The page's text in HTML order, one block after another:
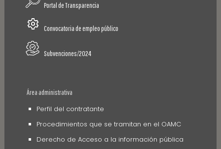
Portal de Transparencia
Convocatoria de empleo público
Subvenciones/2024
Área administrativa
Perfil del contratante
Procedimientos que se tramitan en el OAMC
Derecho de Acceso a la información pública